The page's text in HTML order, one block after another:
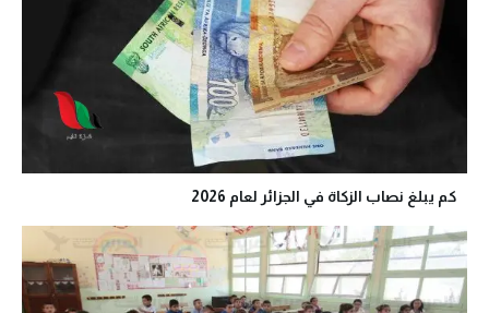
كم يبلغ نصاب الزكاة في الجزائر لعام 2026